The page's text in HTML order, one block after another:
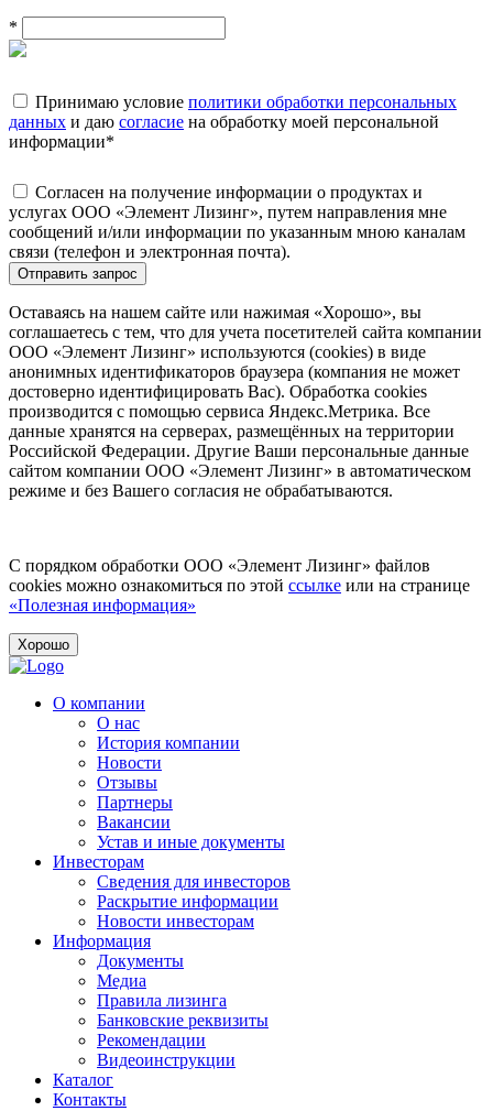
*
Принимаю условие политики обработки персональных
данных и даю согласие на обработку моей персональной
информации*
Согласен на получение информации о продуктах и
услугах ООО «Элемент Лизинг», путем направления мне
сообщений и/или информации по указанным мною каналам
связи (телефон и электронная почта).
Отправить запрос
Оставаясь на нашем сайте или нажимая «Хорошо», вы
соглашаетесь с тем, что для учета посетителей сайта компании
ООО «Элемент Лизинг» используются (cookies) в виде
анонимных идентификаторов браузера (компания не может
достоверно идентифицировать Вас). Обработка cookies
производится с помощью сервиса Яндекс.Метрика. Все
данные хранятся на серверах, размещённых на территории
Российской Федерации. Другие Ваши персональные данные
сайтом компании ООО «Элемент Лизинг» в автоматическом
режиме и без Вашего согласия не обрабатываются.
С порядком обработки ООО «Элемент Лизинг» файлов
cookies можно ознакомиться по этой ссылке или на странице
«Полезная информация»
Хорошо
О компании
О нас
История компании
Новости
Отзывы
Партнеры
Вакансии
Устав и иные документы
Инвесторам
Сведения для инвесторов
Раскрытие информации
Новости инвесторам
Информация
Документы
Медиа
Правила лизинга
Банковские реквизиты
Рекомендации
Видеоинструкции
Каталог
Контакты